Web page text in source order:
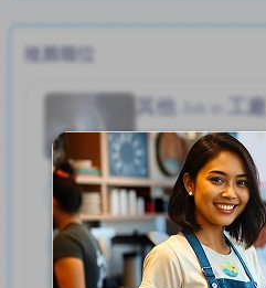
推薦職位
其他 工廠
全職
停車位 加薪 外籍員工
宿舍部分覆蓋
提供膳食